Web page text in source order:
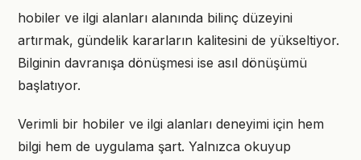
hobiler ve ilgi alanları alanında bilinç düzeyini
artırmak, gündelik kararların kalitesini de yükseltiyor.
Bilginin davranışa dönüşmesi ise asıl dönüşümü
başlatıyor.
Verimli bir hobiler ve ilgi alanları deneyimi için hem
bilgi hem de uygulama şart. Yalnızca okuyup